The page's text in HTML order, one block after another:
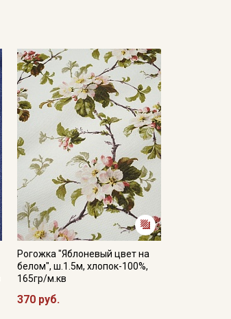
Рогожка "Яблоневый цвет на
белом", ш.1.5м, хлопок-100%,
165гр/м.кв
370 руб.